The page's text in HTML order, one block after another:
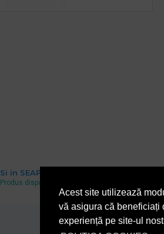
Acest site utilizează
vă asigura că beneficiați
experiență pe site-ul
Si in SEAP
Produs disponibil si pe www.e-licitatie.ro